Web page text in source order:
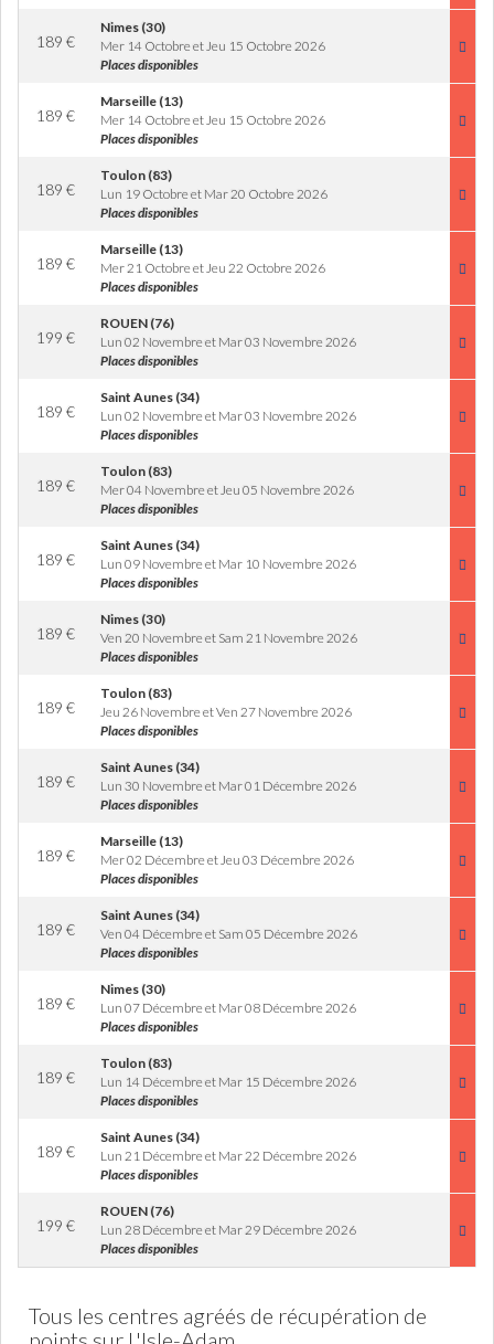
189 €
Nimes (30)
Mer 14 Octobre et Jeu 15 Octobre 2026
Places disponibles
189 €
Marseille (13)
Mer 14 Octobre et Jeu 15 Octobre 2026
Places disponibles
189 €
Toulon (83)
Lun 19 Octobre et Mar 20 Octobre 2026
Places disponibles
189 €
Marseille (13)
Mer 21 Octobre et Jeu 22 Octobre 2026
Places disponibles
199 €
ROUEN (76)
Lun 02 Novembre et Mar 03 Novembre 2026
Places disponibles
189 €
Saint Aunes (34)
Lun 02 Novembre et Mar 03 Novembre 2026
Places disponibles
189 €
Toulon (83)
Mer 04 Novembre et Jeu 05 Novembre 2026
Places disponibles
189 €
Saint Aunes (34)
Lun 09 Novembre et Mar 10 Novembre 2026
Places disponibles
189 €
Nimes (30)
Ven 20 Novembre et Sam 21 Novembre 2026
Places disponibles
189 €
Toulon (83)
Jeu 26 Novembre et Ven 27 Novembre 2026
Places disponibles
189 €
Saint Aunes (34)
Lun 30 Novembre et Mar 01 Décembre 2026
Places disponibles
189 €
Marseille (13)
Mer 02 Décembre et Jeu 03 Décembre 2026
Places disponibles
189 €
Saint Aunes (34)
Ven 04 Décembre et Sam 05 Décembre 2026
Places disponibles
189 €
Nimes (30)
Lun 07 Décembre et Mar 08 Décembre 2026
Places disponibles
189 €
Toulon (83)
Lun 14 Décembre et Mar 15 Décembre 2026
Places disponibles
189 €
Saint Aunes (34)
Lun 21 Décembre et Mar 22 Décembre 2026
Places disponibles
199 €
ROUEN (76)
Lun 28 Décembre et Mar 29 Décembre 2026
Places disponibles
Tous les centres agréés de récupération de